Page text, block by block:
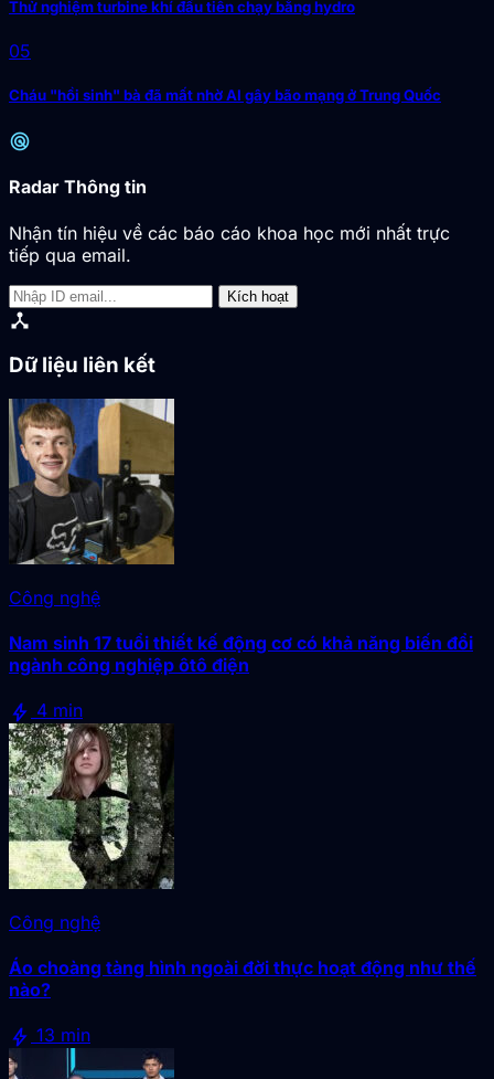
Thử nghiệm turbine khí đầu tiên chạy bằng hydro
05
Cháu "hồi sinh" bà đã mất nhờ AI gây bão mạng ở Trung Quốc
radar
Radar Thông tin
Nhận tín hiệu về các báo cáo khoa học mới nhất trực
tiếp qua email.
Kích hoạt
device_hub
Dữ liệu liên kết
Công nghệ
Nam sinh 17 tuổi thiết kế động cơ có khả năng biến đổi
ngành công nghiệp ôtô điện
bolt 4 min
Công nghệ
Áo choàng tàng hình ngoài đời thực hoạt động như thế
nào?
bolt 13 min